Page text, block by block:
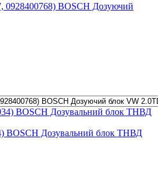
0928400768) BOSCH Дозуючий
BOSCH Дозувальний блок ТНВД